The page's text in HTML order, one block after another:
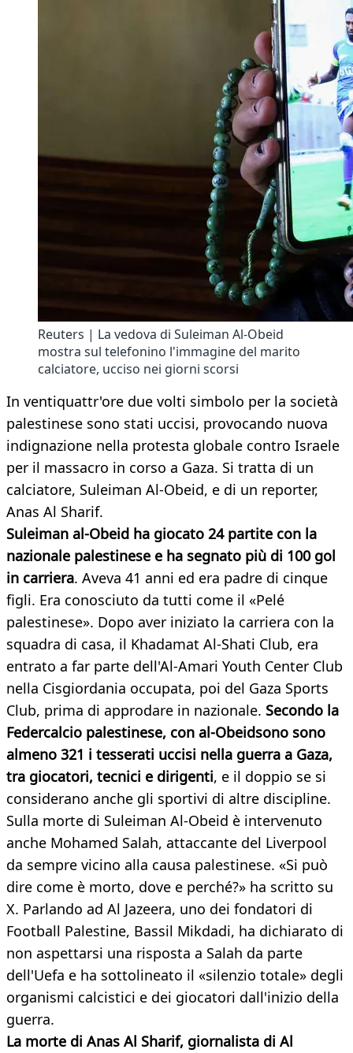
Reuters | La vedova di Suleiman Al-Obeid
mostra sul telefonino l'immagine del marito
calciatore, ucciso nei giorni scorsi
In ventiquattr'ore due volti simbolo per la società
palestinese sono stati uccisi, provocando nuova
indignazione nella protesta globale contro Israele
per il massacro in corso a Gaza. Si tratta di un
calciatore, Suleiman Al-Obeid, e di un reporter,
Anas Al Sharif.
Suleiman al-Obeid ha giocato 24 partite con la
nazionale palestinese e ha segnato più di 100 gol
in carriera. Aveva 41 anni ed era padre di cinque
figli. Era conosciuto da tutti come il «Pelé
palestinese». Dopo aver iniziato la carriera con la
squadra di casa, il Khadamat Al-Shati Club, era
entrato a far parte dell'Al-Amari Youth Center Club
nella Cisgiordania occupata, poi del Gaza Sports
Club, prima di approdare in nazionale. Secondo la
Federcalcio palestinese, con al-Obeidsono sono
almeno 321 i tesserati uccisi nella guerra a Gaza,
tra giocatori, tecnici e dirigenti, e il doppio se si
considerano anche gli sportivi di altre discipline.
Sulla morte di Suleiman Al-Obeid è intervenuto
anche Mohamed Salah, attaccante del Liverpool
da sempre vicino alla causa palestinese. «Si può
dire come è morto, dove e perché?» ha scritto su
X. Parlando ad Al Jazeera, uno dei fondatori di
Football Palestine, Bassil Mikdadi, ha dichiarato di
non aspettarsi una risposta a Salah da parte
dell'Uefa e ha sottolineato il «silenzio totale» degli
organismi calcistici e dei giocatori dall'inizio della
guerra.
La morte di Anas Al Sharif, giornalista di Al